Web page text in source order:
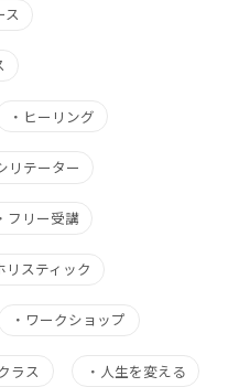
ス
・ ヒーリング
リテーター
・ フリー受講
リスティック
・ ワークショップ
ラス ・ 人生を変える